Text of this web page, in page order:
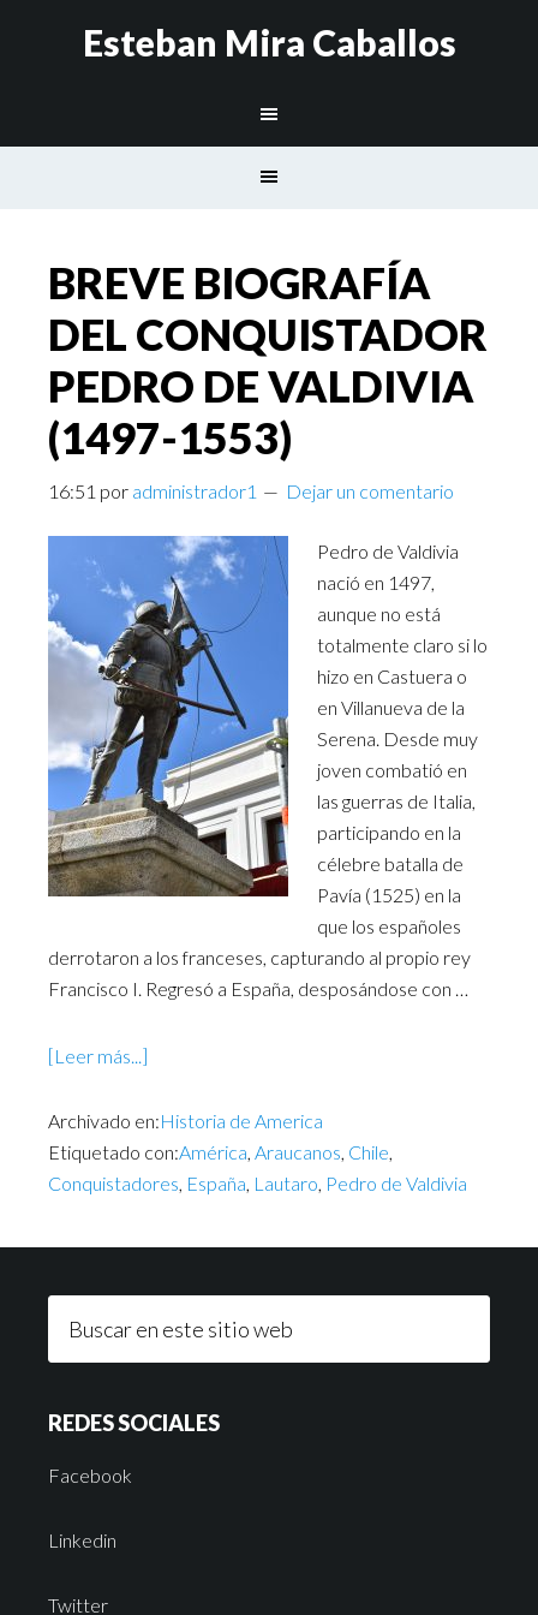
Esteban Mira Caballos
BREVE BIOGRAFÍA
DEL CONQUISTADOR
PEDRO DE VALDIVIA
(1497-1553)
16:51 por administrador1 Dejar un comentario
Pedro de Valdivia
nació en 1497,
aunque no está
totalmente claro si lo
hizo en Castuera o
en Villanueva de la
Serena. Desde muy
joven combatió en
las guerras de Italia,
participando en la
célebre batalla de
Pavía (1525) en la
que los españoles
derrotaron a los franceses, capturando al propio rey
Francisco I. Regresó a España, desposándose con …
[Leer más...]
Archivado en:Historia de America
Etiquetado con:América, Araucanos, Chile,
Conquistadores, España, Lautaro, Pedro de Valdivia
REDES SOCIALES
Facebook
Linkedin
Twitter